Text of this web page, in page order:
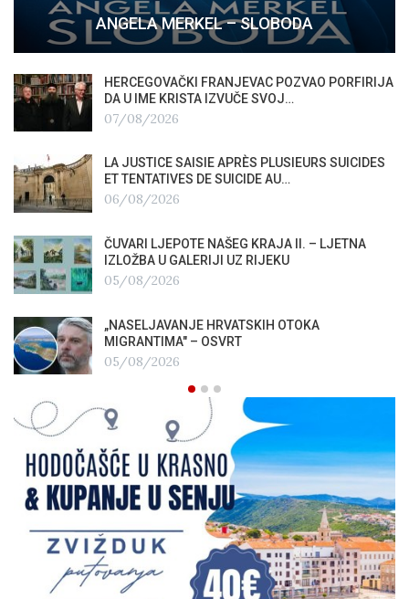
ANGELA MERKEL – SLOBODA
HERCEGOVAČKI FRANJEVAC POZVAO PORFIRIJA
DA U IME KRISTA IZVUČE SVOJ…
07/08/2026
LA JUSTICE SAISIE APRÈS PLUSIEURS SUICIDES
ET TENTATIVES DE SUICIDE AU…
06/08/2026
ČUVARI LJEPOTE NAŠEG KRAJA II. – LJETNA
IZLOŽBA U GALERIJI UZ RIJEKU
05/08/2026
„NASELJAVANJE HRVATSKIH OTOKA
MIGRANTIMA″ – OSVRT
05/08/2026